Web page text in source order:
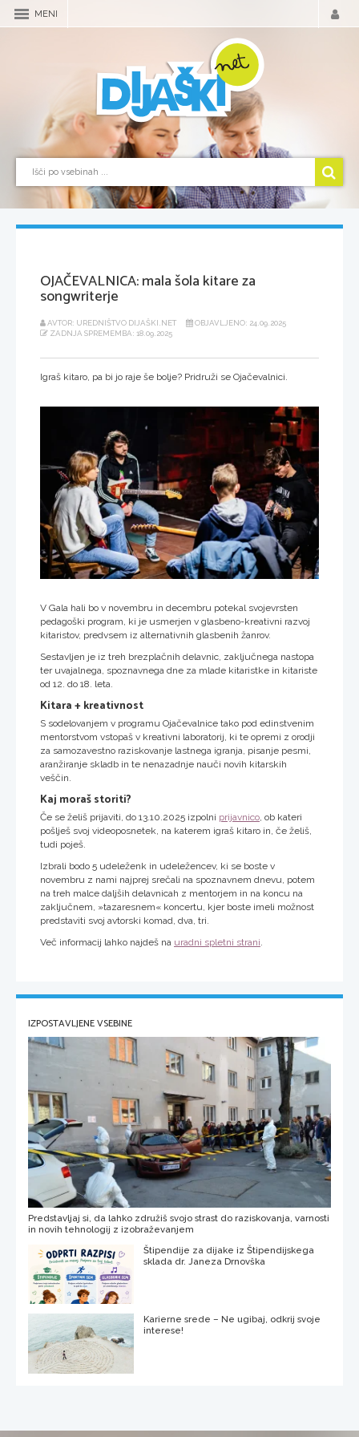
MENI
OJAČEVALNICA: mala šola kitare za
songwriterje
AVTOR: UREDNIŠTVO DIJAŠKI.NET
OBJAVLJENO: 24.09.2025
ZADNJA SPREMEMBA: 18.09.2025
Igraš kitaro, pa bi jo raje še bolje? Pridruži se Ojačevalnici.
V Gala hali bo v novembru in decembru potekal svojevrsten
pedagoški program, ki je usmerjen v glasbeno-kreativni razvoj
kitaristov, predvsem iz alternativnih glasbenih žanrov.
Sestavljen je iz treh brezplačnih delavnic, zaključnega nastopa
ter uvajalnega, spoznavnega dne za mlade kitaristke in kitariste
od 12. do 18. leta.
Kitara + kreativnost
S sodelovanjem v programu Ojačevalnice tako pod edinstvenim
mentorstvom vstopaš v kreativni laboratorij, ki te opremi z orodji
za samozavestno raziskovanje lastnega igranja, pisanje pesmi,
aranžiranje skladb in te nenazadnje nauči novih kitarskih
veščin.
Kaj moraš storiti?
Če se želiš prijaviti, do 13.10.2025 izpolni prijavnico, ob kateri
pošlješ svoj videoposnetek, na katerem igraš kitaro in, če želiš,
tudi poješ.
Izbrali bodo 5 udeleženk in udeležencev, ki se boste v
novembru z nami najprej srečali na spoznavnem dnevu, potem
na treh malce daljših delavnicah z mentorjem in na koncu na
zaključnem, »tazaresnem« koncertu, kjer boste imeli možnost
predstaviti svoj avtorski komad, dva, tri.
Več informacij lahko najdeš na uradni spletni strani.
IZPOSTAVLJENE VSEBINE
Predstavljaj si, da lahko združiš svojo strast do raziskovanja, varnosti
in novih tehnologij z izobraževanjem
Štipendije za dijake iz Štipendijskega
sklada dr. Janeza Drnovška
Karierne srede – Ne ugibaj, odkrij svoje
interese!